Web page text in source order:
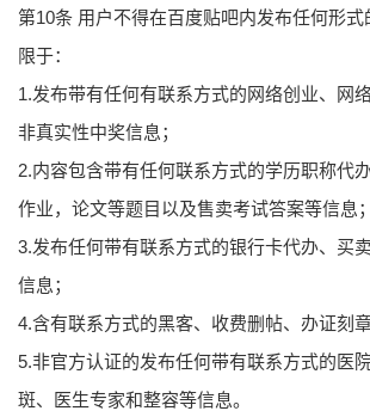
第10条 用户不得在百度贴吧内发布任何形
限于：
1.发布带有任何有联系方式的网络创业、网
非真实性中奖信息；
2.内容包含带有任何联系方式的学历职称代
作业，论文等题目以及售卖考试答案等信息；
3.发布任何带有联系方式的银行卡代办、买
信息；
4.含有联系方式的黑客、收费删帖、办证刻
5.非官方认证的发布任何带有联系方式的医
斑、医生专家和整容等信息。